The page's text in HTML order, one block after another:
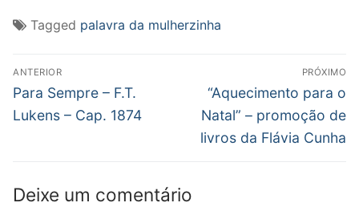
Tagged palavra da mulherzinha
Navegação
de
Post
ANTERIOR
Post
anterior:
Para Sempre – F.T.
Lukens – Cap. 1874
PRÓXIMO
Próximo
post:
“Aquecimento para o
Natal” – promoção de
livros da Flávia Cunha
Deixe um comentário